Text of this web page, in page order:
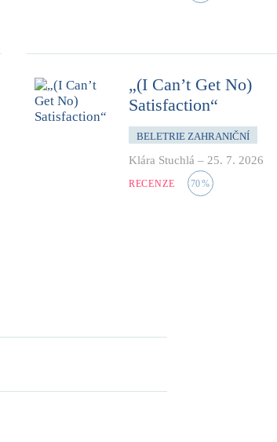
„(I Can’t Get No)
Satisfaction“
BELETRIE ZAHRANIČNÍ
Klára Stuchlá – 25. 7. 2026
RECENZE 70%